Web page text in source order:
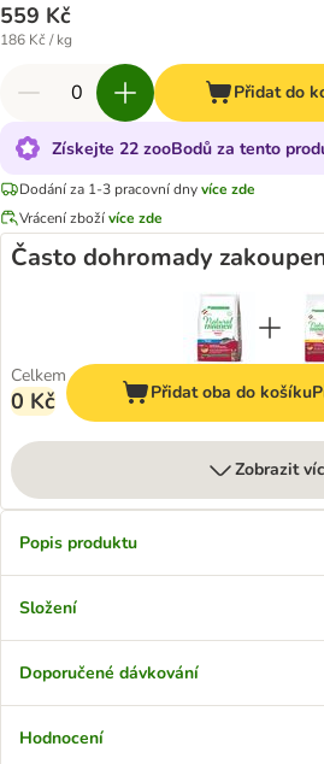
559 Kč
186 Kč / kg
Přidat do
Získejte 22 zooBodů za tento
Dodání za 1-3 pracovní dnyvíce zde
Vrácení zbožívíce zde
Často dohromady
Celkem
0 Kč Přidat oba do košíku
Zobrazit
Popis produktu
Složení
Doporučené dávkování
Hodnocení